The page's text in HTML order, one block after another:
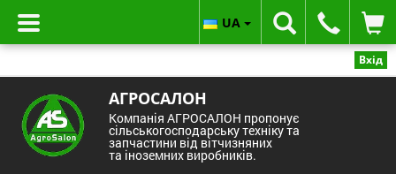
Вхід
АГРОСАЛОН
Компанія АГРОСАЛОН пропонує
сільськогосподарську техніку та
запчастини від вітчизняних
та іноземних виробників.
UA